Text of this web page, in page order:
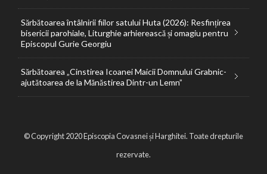
Sărbătoarea întâlnirii fiilor satului Huta (2026): Resfințirea
bisericii parohiale, Liturghie arhierească și omagiu pentru
Episcopul Gurie Georgiu
Sărbătoarea „Cinstirea Icoanei Maicii Domnului Grabnic-
ajutătoarea de la Mănăstirea Dintr-un Lemn”
© Copyright 2020 Episcopia Covasnei și Harghitei. Toate drepturile
rezervate.